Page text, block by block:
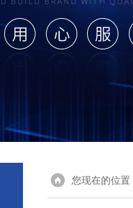
您现在的位置